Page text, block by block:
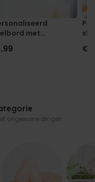
met
€
ongewone dingen